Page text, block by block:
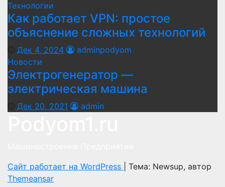
Технологии
Как работает VPN: простое
объяснение сложных технологий
Дек 4, 2024
adminpodyom
Новости
Электрогенератор —
электрическая машина
Дек 20, 2021 admin
Сайт работает на WordPress
Тема: Newsup, автор
Themeansar